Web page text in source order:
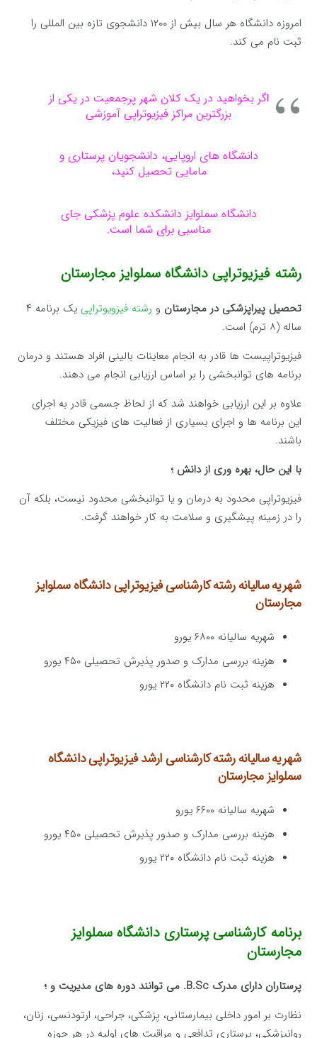
امروزه دانشگاه هر سال بیش از ۱۲۰۰ دانشجوی تازه بین المللی را
ثبت نام می کند.
اگر بخواهید در یک کلان شهر پرجمعیت در یکی از
بزرگترین مراکز فیزیوتراپی آموزشی
دانشگاه های اروپایی، دانشجویان پرستاری و
مامایی تحصیل کنید،
دانشگاه سملوایز دانشکده علوم پزشکی جای
مناسبی برای شما است.
رشته فیزیوتراپی دانشگاه سملوایز مجارستان
تحصیل پیراپزشکی در مجارستان و رشته فیزویوتراپی
یک برنامه ۴
ساله (۸ ترم) است.
فیزیوتراپیست ها قادر به انجام معاینات بالینی افراد هستند و درمان
برنامه های توانبخشی را بر اساس ارزیابی انجام می دهند.
علاوه بر این ارزیابی خواهند شد که از لحاظ جسمی قادر به اجرای
این برنامه ها و اجرای بسیاری از فعالیت های فیزیکی مختلف
باشند.
با این حال، بهره وری از دانش ؛
فیزیوتراپی محدود به درمان و یا توانبخشی محدود نیست، بلکه آن
را در زمینه پیشگیری و سلامت به کار خواهند گرفت.
شهریه سالیانه رشته کارشناسی فیزیوتراپیدانشگاه سملوایز
مجارستان
شهریه سالیانه ۶۸۰۰ یورو
هزینه بررسی مدارک و صدور پذیرش تحصیلی ۴۵۰ یورو
هزینه ثبت نام دانشگاه ۲۲۰ یورو
شهریه سالیانه رشته کارشناسی ارشد فیزیوتراپیدانشگاه
سملوایز مجارستان
شهریه سالیانه ۶۶۰۰ یورو
هزینه بررسی مدارک و صدور پذیرش تحصیلی ۴۵۰ یورو
هزینه ثبت نام دانشگاه ۲۲۰ یورو
برنامه کارشناسی پرستاری دانشگاه سملوایز
مجارستان
پرستاران دارای مدرک B.Sc. می توانند دوره های مدیریت و ؛
نظارت بر امور داخلی بیمارستانی، پزشکی، جراحی، ارتودنسی، زنان،
روانپزشکی، پرستاری تدافعی و مراقبت های اولیه در هر حوزه